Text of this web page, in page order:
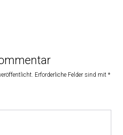
Erforderliche Felder sind mit *